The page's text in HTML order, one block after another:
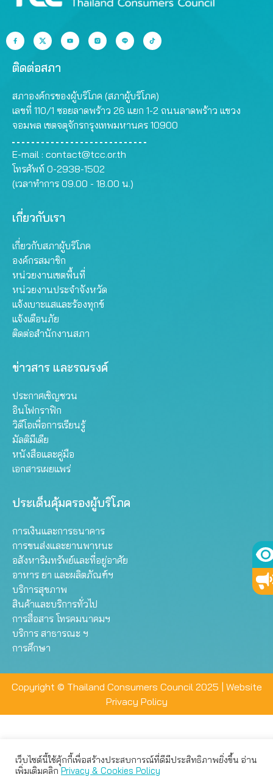
ติดต่อสภา
สภาองค์กรของผู้บริโภค (สภาผู้บริโภค)
เลขที่ 110/1 ซอยลาดพร้าว 26 แยก 1-2 ถนนลาดพร้าว แขวง
จอมพล เขตจตุจักรกรุงเทพมหานคร 10900
E-mail : contact@tcc.or.th
โทรศัพท์ 0-2938-1502
(เวลาทำการ 09.00 - 18.00 น.)
เกี่ยวกับเรา
เกี่ยวกับสภาผู้บริโภค
องค์กรสมาชิก
หน่วยงานเขตพื้นที่
หน่วยงานประจำจังหวัด
แจ้งเบาะแสและร้องทุกข์
แจ้งเตือนภัย
ติดต่อสำนักงานสภา
ข่าวสาร และรณรงค์
ประกาศเชิญชวน
อินโฟกราฟิก
วิดีโอเพื่อการเรียนรู้
มัลติมีเดีย
หนังสือและคู่มือ
เอกสารเผยแพร่
ประเด็นคุ้มครองผู้บริโภค
การเงินและการธนาคาร
การขนส่งและยานพาหนะ
อสังหาริมทรัพย์และที่อยู่อาศัย
อาหาร ยา และผลิตภัณฑ์ฯ
บริการสุขภาพ
สินค้าและบริการทั่วไป
การสื่อสาร โทรคมนาคมฯ
บริการ สาธารณะ ฯ
การศึกษา
Copyright © Thailand Consumers Council 2025 | Website
Privacy Policy
เว็บไซต์นี้ใช้คุ้กกี้เพื่อสร้างประสบการณ์ที่ดีมีประสิทธิภาพยิ่งขึ้น อ่าน
เพิ่มเติมคลิกPrivacy & Cookies Policy
เว็บไซต์นี้ใช้คุกกี้เพื่อมอบประสบการณ์การใช้งานที่ดีให้แก่ท่าน คุณ